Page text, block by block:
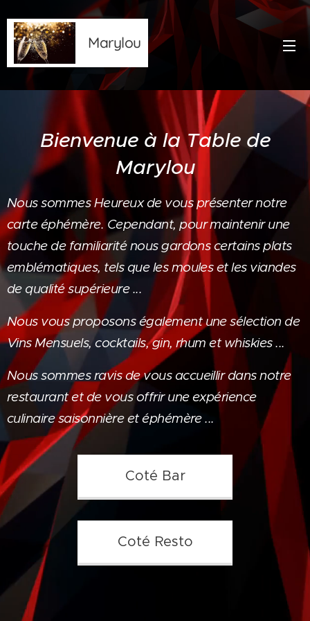
Marylou
Bienvenue à la Table de
Marylou
Nous sommes Heureux de vous présenter notre
carte éphémère. Cependant, pour maintenir une
touche de familiarité nous gardons certains plats
emblématiques, tels que les moules et les viandes
de qualité supérieure ...
Nous vous proposons également une sélection de
Vins Mensuels, cocktails, gin, rhum et whiskies ...
Nous sommes ravis de vous accueillir dans notre
restaurant et de vous offrir une expérience
culinaire saisonnière et éphémère ...
Coté Bar
Coté Resto